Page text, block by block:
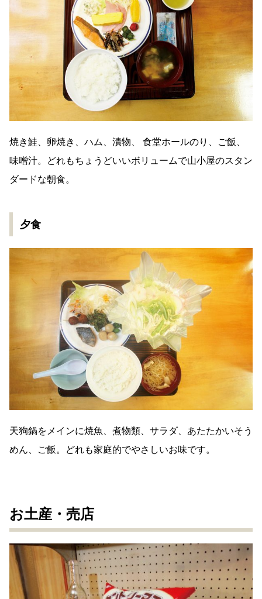
焼き鮭、卵焼き、ハム、漬物、 食堂ホールのり、ご飯、
味噌汁。どれもちょうどいいボリュームで山小屋のスタン
ダードな朝食。
夕食
天狗鍋をメインに焼魚、煮物類、サラダ、あたたかいそう
めん、ご飯。どれも家庭的でやさしいお味です。
お土産・売店